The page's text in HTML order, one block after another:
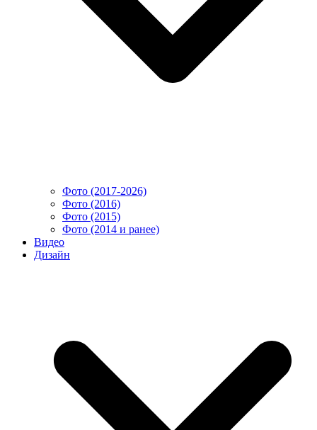
Фото (2017-2026)
Фото (2016)
Фото (2015)
Фото (2014 и ранее)
Видео
Дизайн